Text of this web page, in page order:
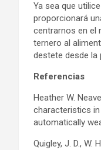
Ya sea que
proporcionará
centrarnos en el
ternero al
destete desde la
Referencias
Heather W.
characteristics in
automatically
Quigley, J. D., W.